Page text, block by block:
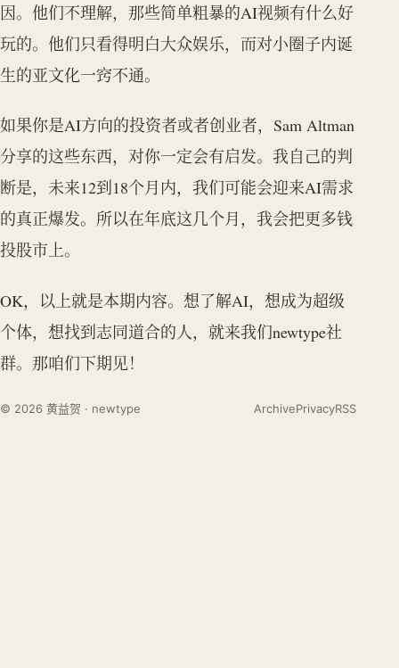
因。他们不理解，那些简单粗暴的AI视频有什么好
玩的。他们只看得明白大众娱乐，而对小圈子内诞
生的亚文化一窍不通。
如果你是AI方向的投资者或者创业者，Sam Altman
分享的这些东西，对你一定会有启发。我自己的判
断是，未来12到18个月内，我们可能会迎来AI需求
的真正爆发。所以在年底这几个月，我会把更多钱
投股市上。
OK，以上就是本期内容。想了解AI，想成为超级
个体，想找到志同道合的人，就来我们newtype社
群。那咱们下期见！
© 2026 黄益贺 · newtype ArchivePrivacyRSS